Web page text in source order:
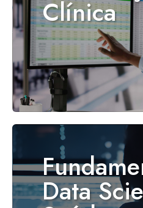
Clínica
Data